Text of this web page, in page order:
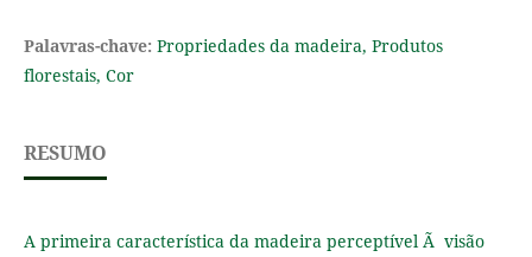
Palavras-chave: Propriedades da madeira, Produtos
florestais, Cor
RESUMO
A primeira característica da madeira perceptível Ã visão